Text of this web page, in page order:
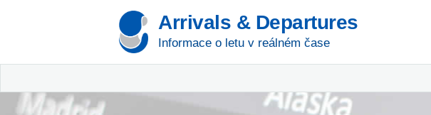
Arrivals & Departures
Informace o letu v reálném čase